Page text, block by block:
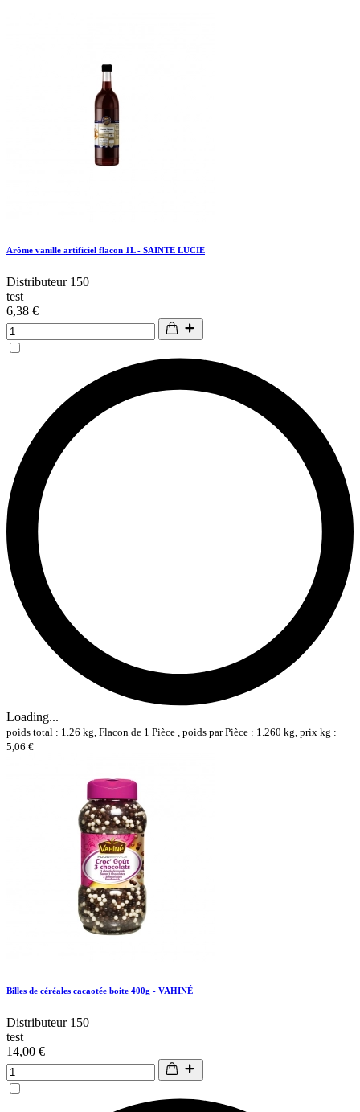
Arôme vanille artificiel flacon 1L - SAINTE LUCIE
Distributeur 150
test
6,38 €
Loading...
poids total : 1.26 kg, Flacon de 1 Pièce , poids par Pièce : 1.260 kg, prix kg :
5,06 €
Billes de céréales cacaotée boite 400g - VAHINÉ
Distributeur 150
test
14,00 €